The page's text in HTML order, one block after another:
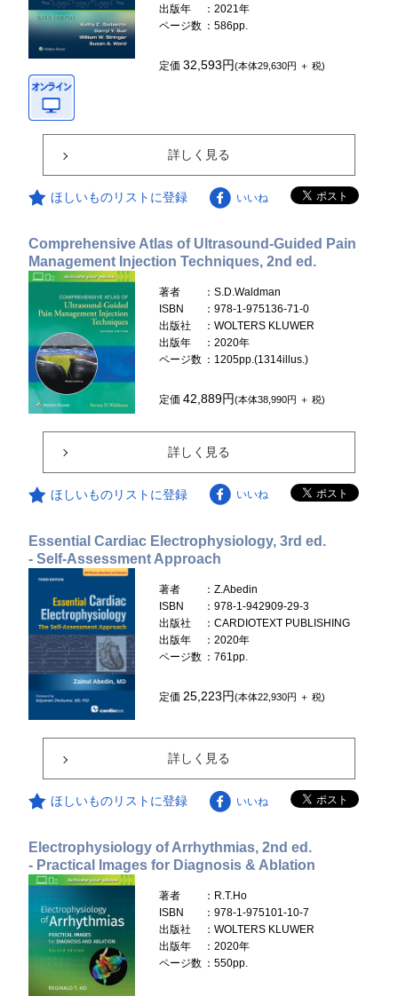
出版年
：2021年
ページ数 ：586pp.
定価32,593円(本体29,630円 ＋ 税)
詳しく見る
ほしいものリストに登録 いいね
Comprehensive Atlas of Ultrasound-Guided Pain
Management Injection Techniques, 2nd ed.
著者
：S.D.Waldman
ISBN
：978-1-975136-71-0
出版社
：WOLTERS KLUWER
出版年
：2020年
ページ数 ：1205pp.(1314illus.)
定価42,889円(本体38,990円 ＋ 税)
詳しく見る
ほしいものリストに登録 いいね
Essential Cardiac Electrophysiology, 3rd ed.
- Self-Assessment Approach
著者
：Z.Abedin
ISBN
：978-1-942909-29-3
出版社
：CARDIOTEXT PUBLISHING
出版年
：2020年
ページ数 ：761pp.
定価 25,223円(本体22,930円 ＋ 税)
詳しく見る
ほしいものリストに登録 いいね
Electrophysiology of Arrhythmias, 2nd ed.
- Practical Images for Diagnosis & Ablation
著者
：R.T.Ho
ISBN
：978-1-975101-10-7
出版社
：WOLTERS KLUWER
出版年
：2020年
ページ数 ：550pp.